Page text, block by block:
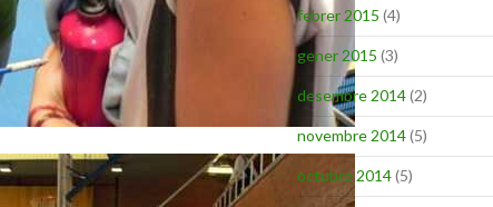
febrer 2015 (4)
gener 2015 (3)
desembre 2014(2)
novembre 2014(5)
octubre 2014(5)